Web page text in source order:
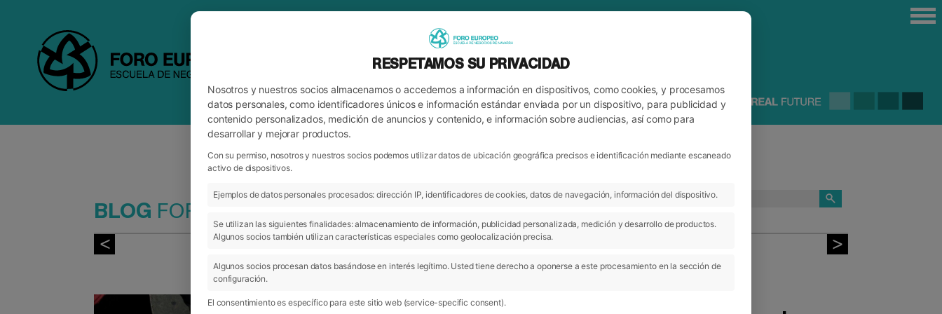
BLOG FORO ARCHIVO CATEGORÍAS
03 Jul 2018 - Actualidad
RESPETAMOS SU PRIVACIDAD
Nosotros y nuestros socios almacenamos o accedemos a información en dispositivos, como cookies, y procesamos
datos personales, como identificadores únicos e información estándar enviada por un dispositivo, para publicidad y
contenido personalizados, medición de anuncios y contenido, e información sobre audiencias, así como para
desarrollar y mejorar productos.
Con su permiso, nosotros y nuestros socios podemos utilizar datos de ubicación geográfica precisos e identificación mediante escaneado
activo de dispositivos.
Ejemplos de datos personales procesados: dirección IP, identificadores de cookies, datos de navegación, información del dispositivo.
Se utilizan las siguientes finalidades: almacenamiento de información, publicidad personalizada, medición y desarrollo de productos.
Algunos socios también utilizan características especiales como geolocalización precisa.
Algunos socios procesan datos basándose en interés legítimo. Usted tiene derecho a oponerse a este procesamiento en la sección de
configuración.
El consentimiento es específico para este sitio web (service-specific consent).